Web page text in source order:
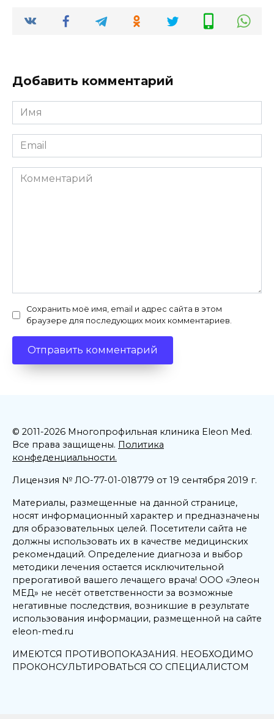
Добавить комментарий
Имя
*
Email
*
Комментарий
Сохранить моё имя, email и адрес сайта в этом
браузере для последующих моих комментариев.
© 2011-2026 Многопрофильная клиника Eleon Med.
Все права защищены. Политика
конфеденциальности.
Лицензия № ЛО-77-01-018779 от 19 сентября 2019 г.
Материалы, размещенные на данной странице,
носят информационный характер и предназначены
для образовательных целей. Посетители сайта не
должны использовать их в качестве медицинских
рекомендаций. Определение диагноза и выбор
методики лечения остается исключительной
прерогативой вашего лечащего врача! ООО «Элеон
МЕД» не несёт ответственности за возможные
негативные последствия, возникшие в результате
использования информации, размещенной на сайте
eleon-med.ru
ИМЕЮТСЯ ПРОТИВОПОКАЗАНИЯ. НЕОБХОДИМО
ПРОКОНСУЛЬТИРОВАТЬСЯ СО СПЕЦИАЛИСТОМ